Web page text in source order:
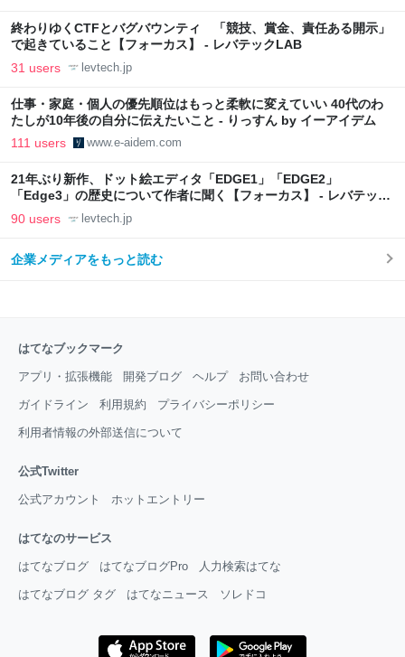
終わりゆくCTFとバグバウンティ 「競技、賞金、責任ある開示」
で起きていること【フォーカス】 - レバテックLAB
31 users levtech.jp
仕事・家庭・個人の優先順位はもっと柔軟に変えていい 40代のわ
たしが10年後の自分に伝えたいこと - りっすん by イーアイデム
111 users www.e-aidem.com
21年ぶり新作、ドット絵エディタ「EDGE1」「EDGE2」
「Edge3」の歴史について作者に聞く【フォーカス】 - レバテック
LAB
90 users levtech.jp
企業メディアをもっと読む
はてなブックマーク
アプリ・拡張機能 開発ブログ ヘルプ お問い合わせ
ガイドライン 利用規約 プライバシーポリシー
利用者情報の外部送信について
公式Twitter
公式アカウント ホットエントリー
はてなのサービス
はてなブログ はてなブログPro 人力検索はてな
はてなブログ タグ はてなニュース ソレドコ